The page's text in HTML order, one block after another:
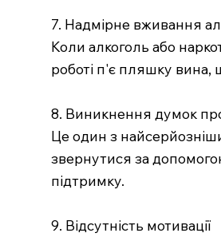
7. Надмірне вживання
Коли алкоголь або
роботі п'є пляшку
8. Виникнення думок
Це один з
звернутися за
підтримку.
9. Відсутність мотивації